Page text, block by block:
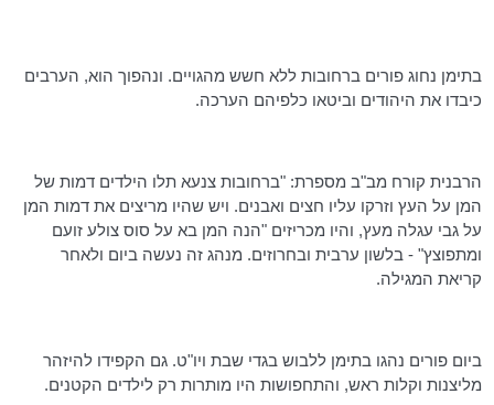
בתימן נחוג פורים ברחובות ללא חשש מהגויים. ונהפוך הוא, הערבים
כיבדו את היהודים וביטאו כלפיהם הערכה.
הרבנית קורח מב"ב מספרת: "ברחובות צנעא תלו הילדים דמות של
המן על העץ וזרקו עליו חצים ואבנים. ויש שהיו מריצים את דמות המן
על גבי עגלה מעץ, והיו מכריזים "הנה המן בא על סוס צולע זועם
ומתפוצץ" - בלשון ערבית ובחרוזים. מנהג זה נעשה ביום ולאחר
קריאת המגילה.
ביום פורים נהגו בתימן ללבוש בגדי שבת ויו"ט. גם הקפידו להיזהר
מליצנות וקלות ראש, והתחפושות היו מותרות רק לילדים הקטנים.